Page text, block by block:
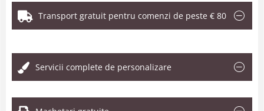
Transport gratuit pentru comenzi de peste € 80
Servicii complete de personalizare